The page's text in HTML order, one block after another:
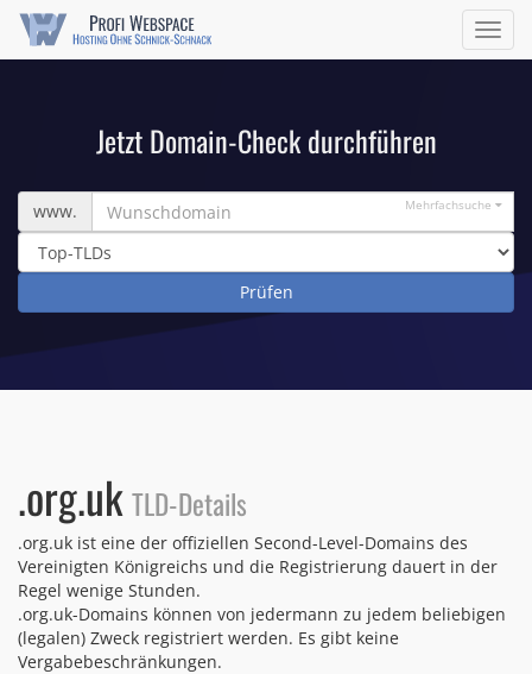
ein/
Jetzt Domain-Check durchführen
Wunschdomain
www. Mehrfachsuche
.org.uk TLD-Details
.org.uk ist eine der offiziellen Second-Level-Domains des
Vereinigten Königreichs und die Registrierung dauert in der
Regel wenige Stunden.
.org.uk-Domains können von jedermann zu jedem beliebigen
(legalen) Zweck registriert werden. Es gibt keine
Vergabebeschränkungen.